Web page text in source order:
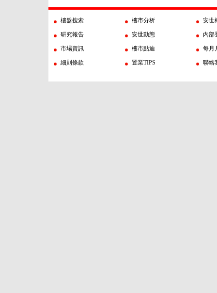
樓盤搜索 樓市分析 安世
研究報告 安世動態 內部
市場資訊 樓市點迪 每月
細則條款 置業TIPS 聯絡